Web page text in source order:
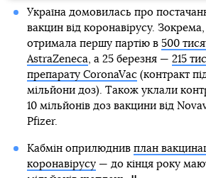
Україна домовилась про
вакцин від коронавірусу.
отримала першу партію в 500
AstraZeneca, а 25 березня — 215
препарату CoronaVac(контракт
мільйони доз). Також уклали
10 мільйонів доз вакцини від
Pfizer.
Кабмін оприлюднив план
коронавірусу— до кінця року